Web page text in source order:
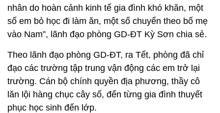
nhân do hoàn cảnh kinh tế gia đình khó khăn, một
số em bỏ học đi làm ăn, một số chuyển theo bố mẹ
vào Nam”, lãnh đạo phòng GD-ĐT Kỳ Sơn chia sẻ.
Theo lãnh đạo phòng GD-ĐT, ra Tết, phòng đã chỉ
đạo các trường tập trung vận động các em trở lại
trường. Cán bộ chính quyền địa phương, thầy cô
lăn lội hàng chục cây số, đến từng gia đình thuyết
phục học sinh đến lớp.